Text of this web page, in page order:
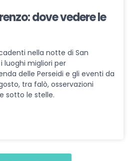
dove vedere le
nella notte di San
luoghi migliori per
delle Perseidi e gli eventi da
tra falò, osservazioni
sotto le stelle.